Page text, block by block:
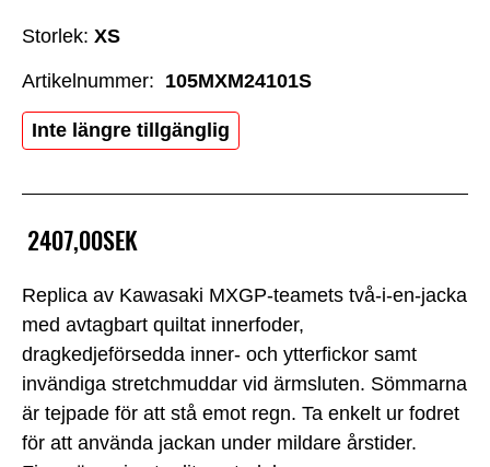
Replica av Kawasaki MXGP-teamets två-i-en-jacka
med avtagbart quiltat innerfoder,
dragkedjeförsedda inner- och ytterfickor samt
invändiga stretchmuddar vid ärmsluten. Sömmarna
är tejpade för att stå emot regn. Ta enkelt ur fodret
för att använda jackan under mildare årstider.
2407,00SEK
Storlek: XS
Inte längre tillgänglig
Artikelnummer: 105MXM24101S